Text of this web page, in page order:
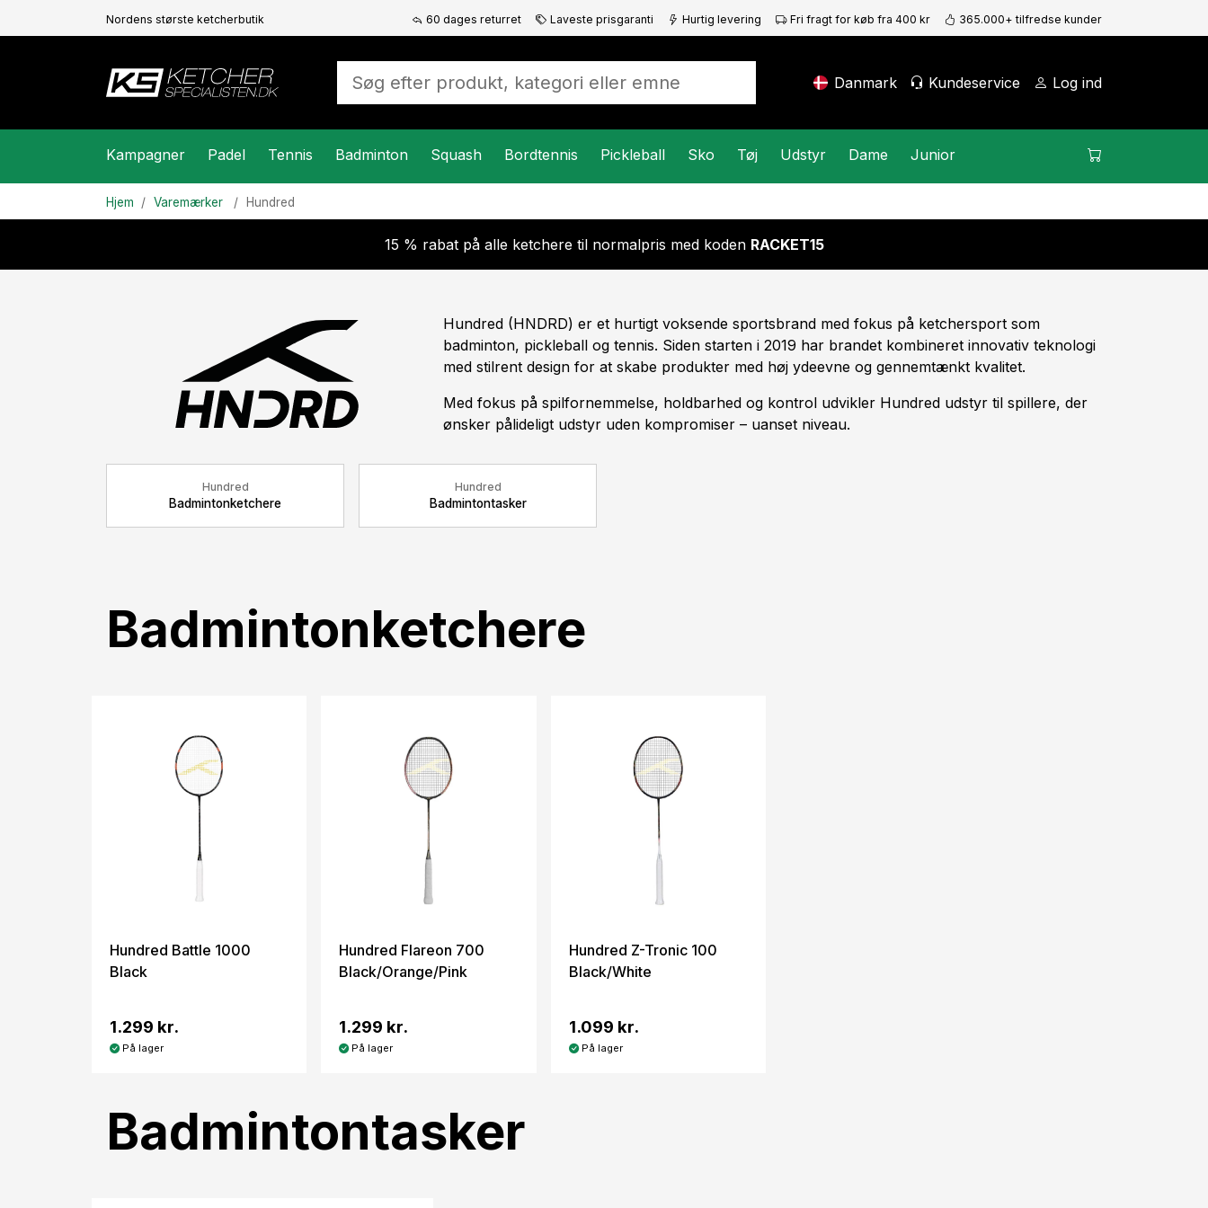
Nordens største ketcherbutik 60 dages returret Laveste prisgaranti Hurtig levering Fri fragt for køb fra 400 kr 365.000+ tilfredse kunder
Danmark Kundeservice Log ind
Kampagner Padel Tennis Badminton Squash Bordtennis Pickleball Sko Tøj Udstyr Dame Junior
Hjem Varemærker Hundred
15 % rabat på alle ketchere til normalpris med koden RACKET15
Hundred
Badmintonketchere
Hundred
Badmintontasker
Hundred (HNDRD) er et hurtigt voksende sportsbrand med fokus på ketchersport som
badminton, pickleball og tennis. Siden starten i 2019 har brandet kombineret innovativ teknologi
med stilrent design for at skabe produkter med høj ydeevne og gennemtænkt kvalitet.
Med fokus på spilfornemmelse, holdbarhed og kontrol udvikler Hundred udstyr til spillere, der
ønsker pålideligt udstyr uden kompromiser – uanset niveau.
Badmintonketchere
Hundred Battle 1000
Black
1.299 kr.
På lager
Hundred Flareon 700
Black/Orange/Pink
1.299 kr.
På lager
Hundred Z-Tronic 100
Black/White
1.099 kr.
På lager
Badmintontasker